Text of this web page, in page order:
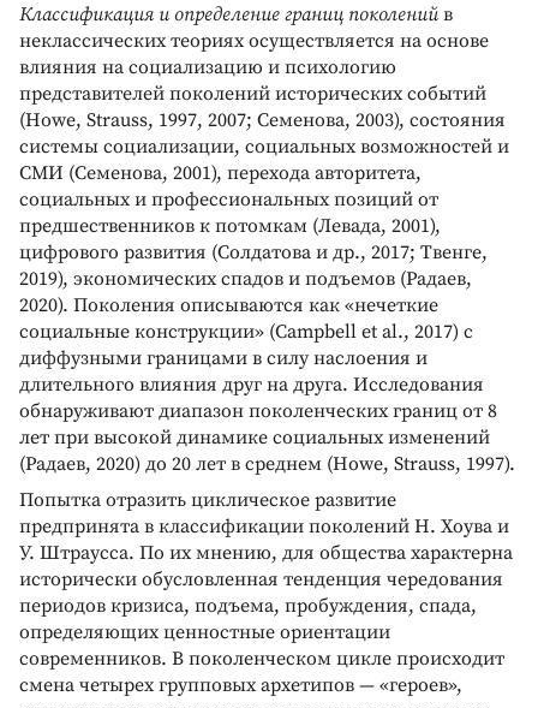
Классификация и определение границ поколенийв
неклассических теориях осуществляется на основе
влияния на социализацию и психологию
представителей поколений исторических событий
(Howe, Strauss, 1997, 2007; Семенова, 2003), состояния
системы социализации, социальных возможностей и
СМИ (Семенова, 2001), перехода авторитета,
социальных и профессиональных позиций от
предшественников к потомкам (Левада, 2001),
цифрового развития (Солдатова и др., 2017; Твенге,
2019), экономических спадов и подъемов (Радаев,
2020). Поколения описываются как «нечеткие
социальные конструкции» (Campbell et al., 2017) с
диффузными границами в силу наслоения и
длительного влияния друг на друга. Исследования
обнаруживают диапазон поколенческих границ от 8
лет при высокой динамике социальных изменений
(Радаев, 2020) до 20 лет в среднем (Howe, Strauss, 1997).
Попытка отразить циклическое развитие
предпринята в классификации поколений Н. Хоува и
У. Штраусса. По их мнению, для общества характерна
исторически обусловленная тенденция чередования
периодов кризиса, подъема, пробуждения, спада,
определяющих ценностные ориентации
современников. В поколенческом цикле происходит
смена четырех групповых архетипов — «героев»,